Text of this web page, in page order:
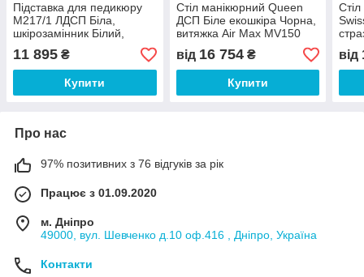
Підставка для педикюру
М217/1 ЛДСП Біла,
шкірозамінник Білий,
витяжка Air max V6
(MV150) (MarksonTM)
11 895 ₴
Купити
Стіл манікюрний Queen
ДСП Біле екошкіра Чорна,
витяжка Air Max MV150
(VelmiTM)
від 16 754₴
Купити
від
Про нас
97% позитивних з 76 відгуків за рік
Працює з 01.09.2020
м. Дніпро
49000, вул. Шевченко д.10 оф.416 , Дніпро, Україна
Контакти